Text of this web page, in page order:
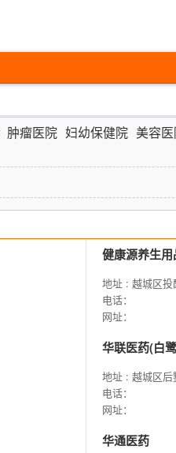
肿瘤医院 妇幼保健院 美容
健康源养生
地址 : 越城区投
电话：
网址：
华联医药(白
地址 : 越城区后
电话：
网址：
华通医药